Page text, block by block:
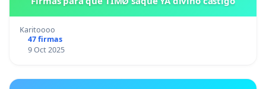
Karitoooo
47 firmas
9 Oct 2025